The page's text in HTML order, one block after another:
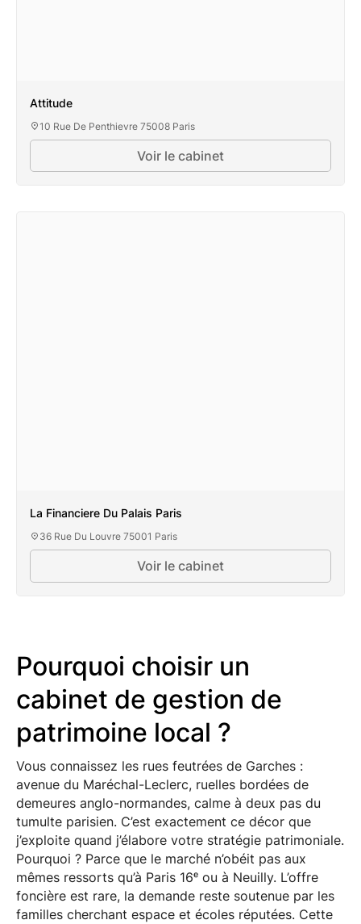
Attitude
10 Rue De Penthievre 75008 Paris
Voir le cabinet
La Financiere Du Palais Paris
36 Rue Du Louvre 75001 Paris
Voir le cabinet
Pourquoi choisir un
cabinet de gestion de
patrimoine local ?
Vous connaissez les rues feutrées de Garches :
avenue du Maréchal-Leclerc, ruelles bordées de
demeures anglo-normandes, calme à deux pas du
tumulte parisien. C’est exactement ce décor que
j’exploite quand j’élabore votre stratégie patrimoniale.
Pourquoi ? Parce que le marché n’obéit pas aux
mêmes ressorts qu’à Paris 16ᵉ ou à Neuilly. L’offre
foncière est rare, la demande reste soutenue par les
familles cherchant espace et écoles réputées. Cette